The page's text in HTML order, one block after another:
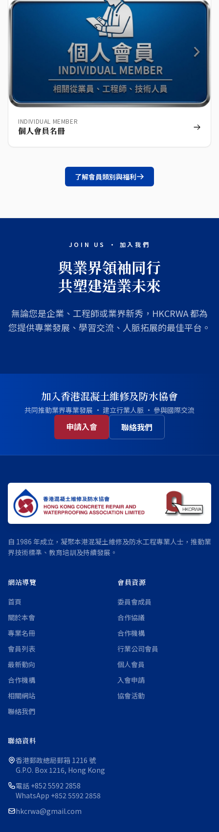
INDIVIDUAL MEMBER
個人會員名冊
了解會員類別與福利
JOIN US · 加入我們
與業界領袖同行
共塑建造業未來
無論您是企業、工程師或業界新秀，HKCRWA 都為
您提供專業發展、學習交流、人脈拓展的最佳平台。
加入香港混凝土維修及防水協會
共同推動業界專業發展 · 建立行業人脈 · 參與國際交流
申請入會 聯絡我們
自 1986 年成立，凝聚本港混凝土維修及防水工程專業人士，推動業
界技術標準、教育培訓及持續發展。
網站導覽
首頁
關於本會
專業名冊
會員列表
最新動向
合作機構
相關網站
聯絡我們
會員資源
委員會成員
合作協議
合作機構
行業公司會員
個人會員
入會申請
協會活動
聯絡資料
香港郵政總局郵箱 1216 號
G.P.O. Box 1216, Hong Kong
電話 +852 5592 2858
WhatsApp +852 5592 2858
hkcrwa@gmail.com